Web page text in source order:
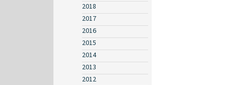
2018
2017
2016
2015
2014
2013
2012